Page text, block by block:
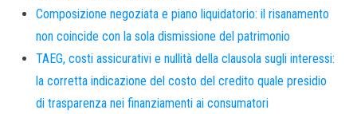
Composizione negoziata e piano liquidatorio: il risanamento
non coincide con la sola dismissione del patrimonio
TAEG, costi assicurativi e nullità della clausola sugli interessi:
la corretta indicazione del costo del credito quale presidio
di trasparenza nei finanziamenti ai consumatori